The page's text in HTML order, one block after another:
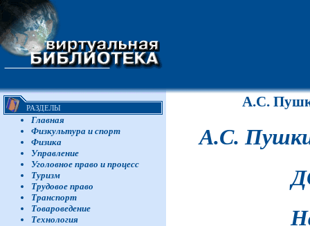
РАЗДЕЛЫ
Главная
Физкультура и спорт
Физика
Управление
Уголовное право и процесс
Туризм
Трудовое право
Транспорт
Товароведение
Технология
А.С.
А.С.